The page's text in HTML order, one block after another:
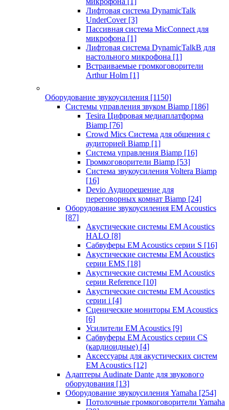
Лифтовая система DynamicTalk
UnderCover [3]
Пассивная система MicConnect для
микрофона [1]
Лифтовая система DynamicTalkB для
настольного микрофона [1]
Встраиваемые громкоговорители
Arthur Holm [1]
Оборудование звукоусиления [1150]
Системы управления звуком Biamp [186]
Tesira Цифровая медиаплатформа
Biamp [76]
Crowd Mics Система для общения с
аудиторией Biamp [1]
Система управления Biamp [16]
Громкоговорители Biamp [53]
Система звукоусиления Voltera Biamp
[16]
Devio Аудиорешение для
переговорных комнат Biamp [24]
Оборудование звукоусиления EM Acoustics
[87]
Акустические системы EM Acoustics
HALO [8]
Сабвуферы EM Acoustics серии S [16]
Акустические системы EM Acoustics
серии EMS [18]
Акустические системы EM Acoustics
серии Reference [10]
Акустические системы EM Acoustics
серии i [4]
Сценические мониторы EM Acoustics
[6]
Усилители EM Acoustics [9]
Сабвуферы EM Acoustics серии CS
(кардиоидные) [4]
Аксессуары для акустических систем
EM Acoustics [12]
Адаптеры Audinate Dante для звукового
оборудования [13]
Оборудование звукоусиления Yamaha [254]
Потолочные громкоговорители Yamaha